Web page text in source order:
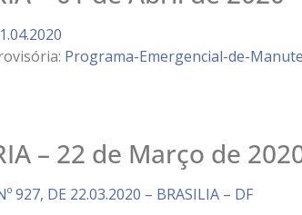
Programa-Emergencial-de-
– 22 de Março de
927, DE 22.03.2020 – BRASILIA – DF